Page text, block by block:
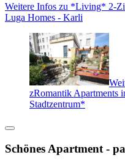
Weitere Infos zu *Living* 2-
Luga Homes - Karli
zRomantik Apartments
Stadtzentrum*
Schönes Apartment -